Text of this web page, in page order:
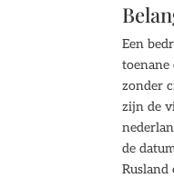
Een
toenane
zonder
zijn de
de
Rusland